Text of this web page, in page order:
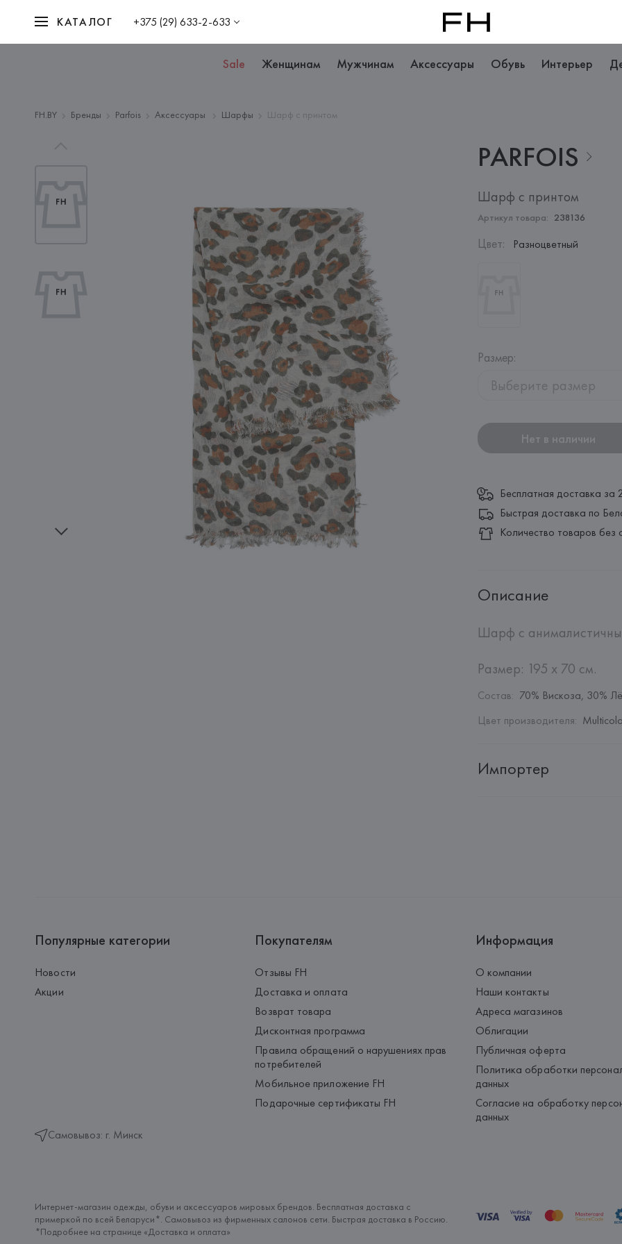
КАТАЛОГ +375 (29) 633-2-633
Sale Женщинам Мужчинам Аксессуары Обувь Интерьер
FH.BY Бренды Parfois Аксессуары Шарфы Шарф с принтом
PARFOIS
Шарф с принтом
Артикул товара: 238136
Цвет: Разноцветный
Размер:
Выберите размер
Нет в наличии
Бесплатная доставка за
Быстрая доставка по
Количество товаров без
Описание
Шарф с
Размер: 195 x 70 см.
Состав: 70% Вискоза, 30%
Цвет производителя:
Импортер
Популярные категории
Новости
Акции
Самовывоз: г. Минск
Покупателям
Отзывы FH
Доставка и оплата
Возврат товара
Дисконтная программа
Правила обращений о нарушениях прав
потребителей
Мобильное приложение FH
Подарочные сертификаты FH
Информация
О компании
Наши контакты
Адреса магазинов
Облигации
Публичная оферта
Политика обработки
данных
Согласие на обработку
данных
Интернет-магазин одежды, обуви и аксессуаров мировых брендов. Бесплатная доставка с
примеркой по всей Беларуси*. Самовывоз из фирменных салонов сети. Быстрая доставка в Россию.
*Подробнее на странице «Доставка и оплата»